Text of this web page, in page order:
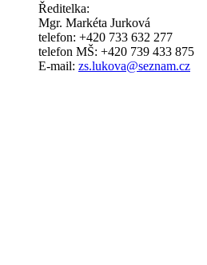
Ředitelka:
Mgr. Markéta Jurková
telefon: +420 733 632 277
telefon MŠ: +420 739 433 875
E-mail: zs.lukova@seznam.cz